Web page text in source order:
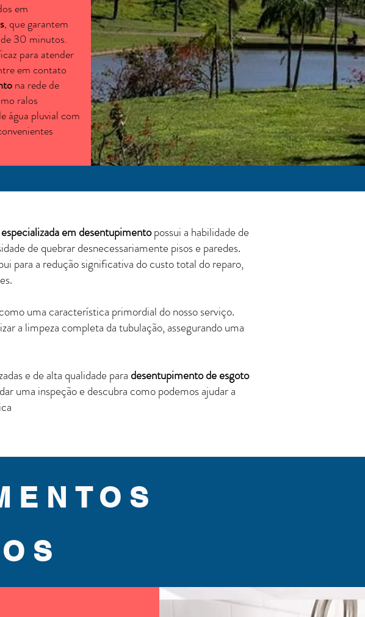
em
, que garantem
30 minutos.
para atender
em contato
na rede de
ralos
água pluvial com
em desentupimentopossui a habilidade de
de quebrar desnecessariamente pisos e paredes.
para a redução significativa do custo total do reparo,
uma característica primordial do nosso serviço.
a limpeza completa da tubulação, assegurando uma
e de alta qualidade para desentupimento de esgoto
uma inspeção e descubra como podemos ajudar a